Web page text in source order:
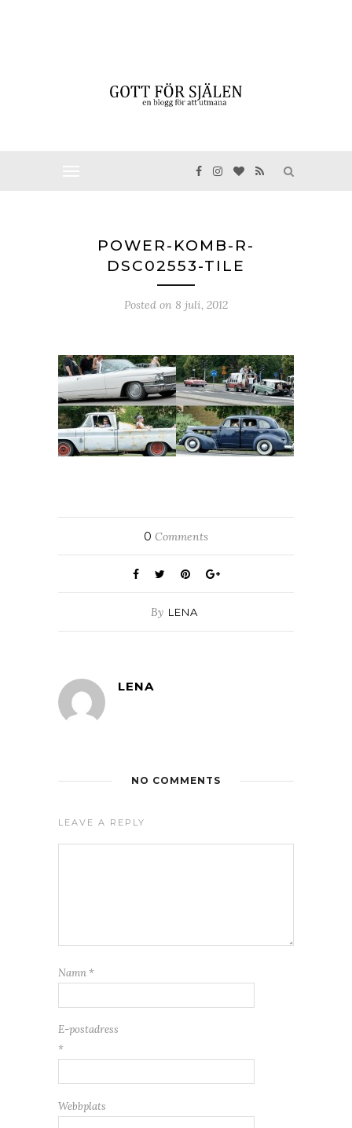
POWER-KOMB-R-
DSC02553-TILE
Posted on 8 juli, 2012
0 Comments
By LENA
LENA
NO COMMENTS
LEAVE A REPLY
Namn *
E-postadress
*
Webbplats